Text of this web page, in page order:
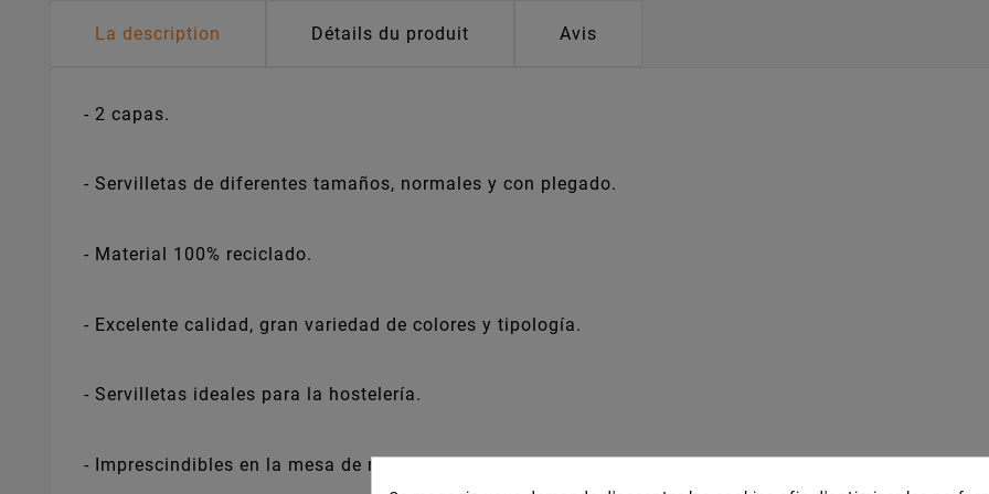
La description Détails du produit Avis
- 2 capas.
- Servilletas de diferentes tamaños, normales y con plegado.
- Material 100% reciclado.
- Excelente calidad, gran variedad de colores y tipología.
- Servilletas ideales para la hostelería.
- Imprescindibles en la mesa de restaurantes, buffets, bares, catering y negocios de comida rápida